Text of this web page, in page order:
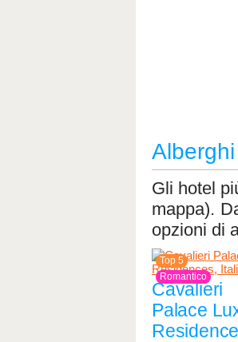
Gli hotel
mappa).
opzioni di
Top 5
Romantico
Cavalieri
Palace